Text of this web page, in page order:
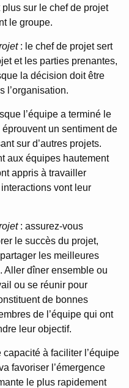
sur le chef de projet
le groupe.
: le chef de projet sert
et les parties prenantes,
la décision doit être
l’organisation.
l’équipe a terminé le
un sentiment de
sur d’autres projets.
aux équipes hautement
appris à travailler
vont leur
: assurez-vous
le succès du projet,
les meilleures
Aller dîner ensemble ou
ou se réunir pour
de bonnes
de l’équipe qui ont
leur objectif.
à faciliter l’équipe
favoriser l’émergence
le plus rapidement